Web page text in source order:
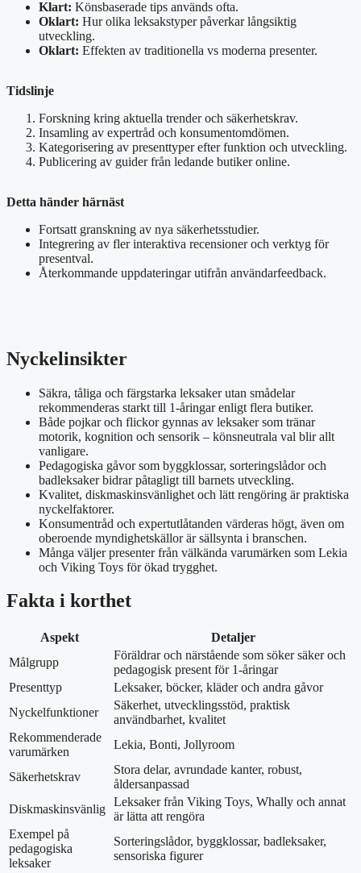
Klart: Könsbaserade tips används ofta.
Oklart: Hur olika leksakstyper påverkar långsiktig
utveckling.
Oklart: Effekten av traditionella vs moderna presenter.
Tidslinje
Forskning kring aktuella trender och säkerhetskrav.
Insamling av expertråd och konsumentomdömen.
Kategorisering av presenttyper efter funktion och utveckling.
Publicering av guider från ledande butiker online.
Detta händer härnäst
Fortsatt granskning av nya säkerhetsstudier.
Integrering av fler interaktiva recensioner och verktyg för
presentval.
Återkommande uppdateringar utifrån användarfeedback.
Nyckelinsikter
Säkra, tåliga och färgstarka leksaker utan smådelar
rekommenderas starkt till 1-åringar enligt flera butiker.
Både pojkar och flickor gynnas av leksaker som tränar
motorik, kognition och sensorik – könsneutrala val blir allt
vanligare.
Pedagogiska gåvor som byggklossar, sorteringslådor och
badleksaker bidrar påtagligt till barnets utveckling.
Kvalitet, diskmaskinsvänlighet och lätt rengöring är praktiska
nyckelfaktorer.
Konsumentråd och expertutlåtanden värderas högt, även om
oberoende myndighetskällor är sällsynta i branschen.
Många väljer presenter från välkända varumärken som Lekia
och Viking Toys för ökad trygghet.
Fakta i korthet
Aspekt
Detaljer
Målgrupp
Föräldrar och närstående som söker säker och
pedagogisk present för 1-åringar
Presenttyp
Leksaker, böcker, kläder och andra gåvor
Nyckelfunktioner
Säkerhet, utvecklingsstöd, praktisk
användbarhet, kvalitet
Rekommenderade
varumärken
Lekia, Bonti, Jollyroom
Säkerhetskrav
Stora delar, avrundade kanter, robust,
åldersanpassad
Diskmaskinsvänlig
Leksaker från Viking Toys, Whally och annat
är lätta att rengöra
Exempel på
pedagogiska
leksaker
Sorteringslådor, byggklossar, badleksaker,
sensoriska figurer